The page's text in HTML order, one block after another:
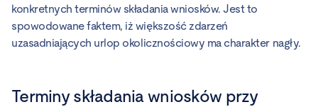
konkretnych terminów składania wniosków. Jest to
spowodowane faktem, iż większość zdarzeń
uzasadniających urlop okolicznościowy ma charakter nagły.
Terminy składania wniosków przy